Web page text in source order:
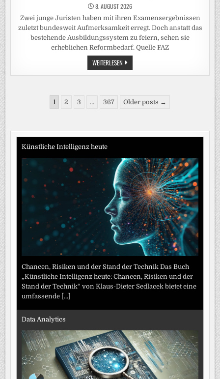
8. AUGUST 2026
Zwei junge Juristen haben mit ihren Examensergebnissen
zuletzt bundesweit Aufmerksamkeit erregt. Doch anstatt das
bestehende Ausbildungssystem zu feiern, sehen sie
erheblichen Reformbedarf. Quelle FAZ
WEITERLESEN EINSPRUCH
EXKLUSIV:
SPITZENNOTEN
UND
TROTZDEM
Seitennummerierung
Beiträge
1 2 3 … 367 Older posts →
Künstliche Intelligenz heute
Chancen, Risiken und der Stand der Technik Das Buch
„Künstliche Intelligenz heute: Chancen, Risiken und der
Stand der Technik“ von Klaus-Dieter Sedlacek bietet eine
umfassende [...]
Data Analytics